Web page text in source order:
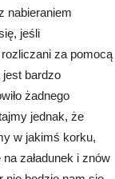
nabieraniem
jeśli
za pomocą
bardzo
żadnego
jednak, że
w jakimś korku,
załadunek i znów